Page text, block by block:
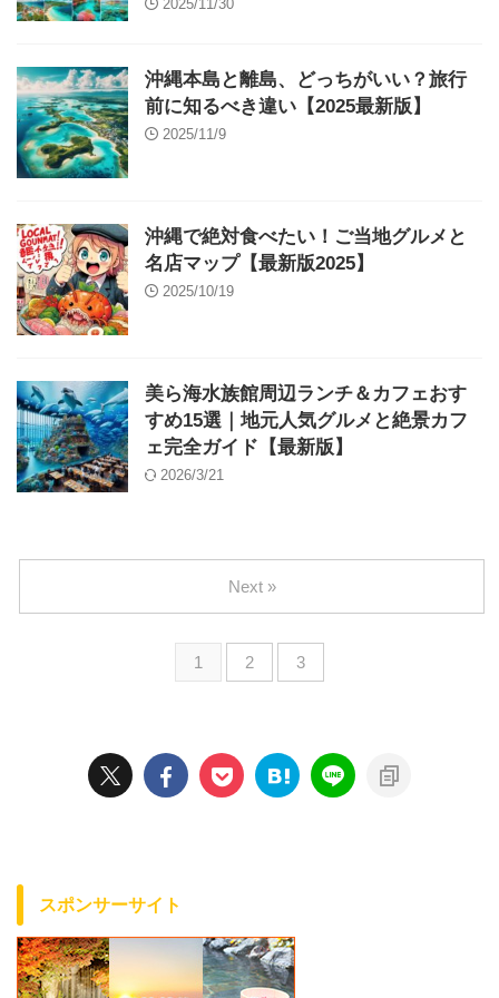
2025/11/30
沖縄本島と離島、どっちがいい？旅行
前に知るべき違い【2025最新版】
2025/11/9
沖縄で絶対食べたい！ご当地グルメと
名店マップ【最新版2025】
2025/10/19
美ら海水族館周辺ランチ＆カフェおす
すめ15選｜地元人気グルメと絶景カフ
ェ完全ガイド【最新版】
2026/3/21
1 2 3
Next »
スポンサーサイト